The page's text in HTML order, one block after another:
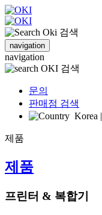
검색
navigation
navigation
검색
문의
판매점 검색
Korea
제품
제품
프린터 & 복합기